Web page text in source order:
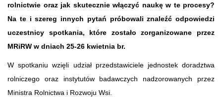
rolnictwie oraz jak skutecznie włączyć naukę w te procesy?
Na te i szereg innych pytań próbowali znaleźć odpowiedzi
uczestnicy spotkania, które zostało zorganizowane przez
MRiRW w dniach 25-26 kwietnia br.
W spotkaniu wzięli udział przedstawiciele jednostek doradztwa
rolniczego oraz instytutów badawczych nadzorowanych przez
Ministra Rolnictwa i Rozwoju Wsi.